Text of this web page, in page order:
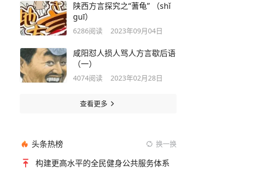
陕西方言探究之“蓍龟” （shǐ
guī）
6286阅读 2023年09月04日
咸阳怼人损人骂人方言歇后语
（一）
4074阅读 2023年02月28日
查看更多
头条热榜 换一换
构建更高水平的全民健身公共服务体系